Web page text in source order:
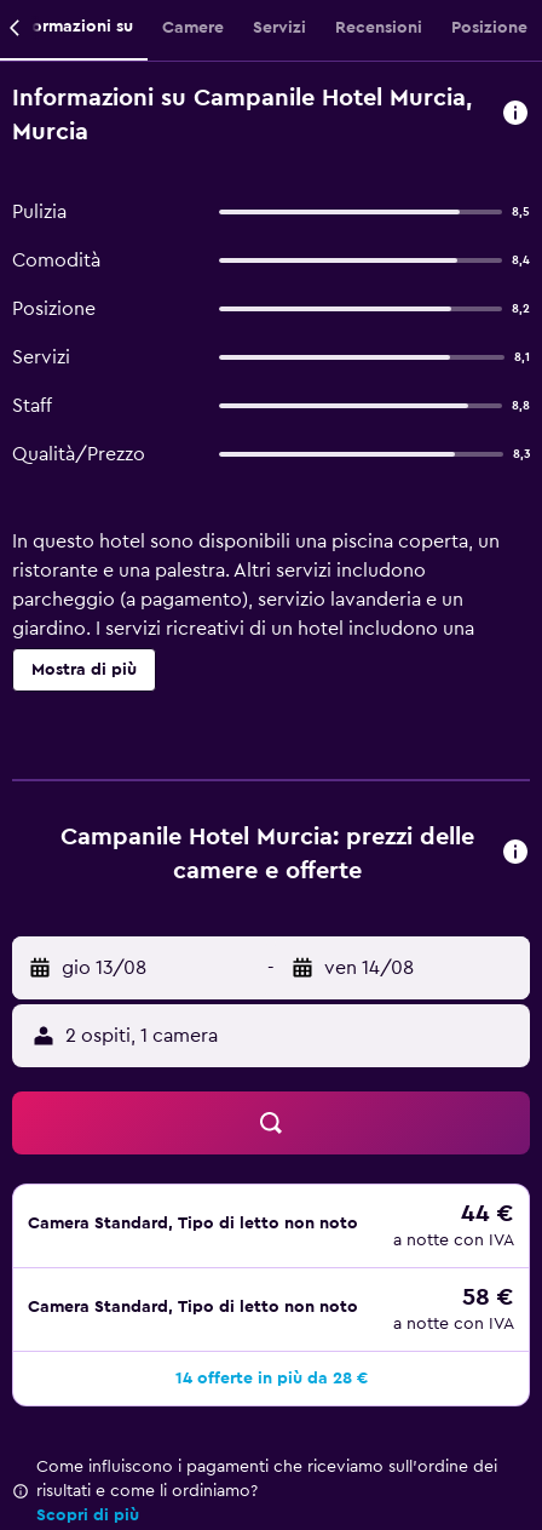
Informazioni su Camere Servizi Recensioni Posizione
Informazioni su Campanile Hotel Murcia,
Murcia
Pulizia 8,5
Comodità 8,4
Posizione 8,2
Servizi 8,1
Staff 8,8
Qualità/Prezzo 8,3
In questo hotel sono disponibili una piscina coperta, un
ristorante e una palestra. Altri servizi includono
parcheggio (a pagamento), servizio lavanderia e un
giardino. I servizi ricreativi di un hotel includono una
piscina coperta e una palestra.
Mostra di più
Campanile Hotel Murcia: prezzi delle
camere e offerte
gio 13/08 - ven 14/08
2 ospiti, 1 camera
Camera Standard, Tipo di letto non noto 44 €
a notte con IVA
Camera Standard, Tipo di letto non noto 58 €
a notte con IVA
14 offerte in più da 28 €
Come influiscono i pagamenti che riceviamo sull'ordine dei
risultati e come li ordiniamo?
Scopri di più